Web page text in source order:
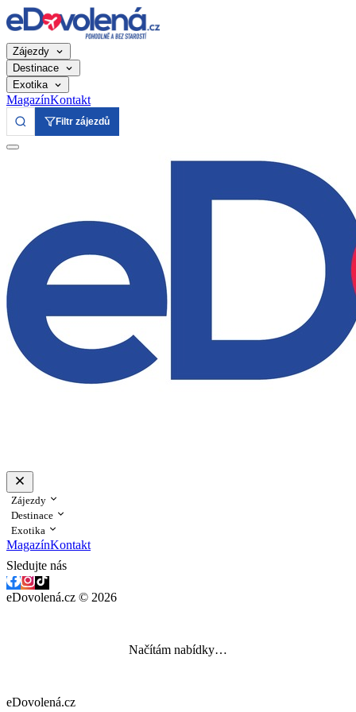
Zájezdy
Destinace
Exotika
MagazínKontakt
Filtr zájezdů
Zájezdy
Destinace
Exotika
MagazínKontakt
Sledujte nás
eDovolená.cz © 2026
Načítám nabídky…
eDovolená.cz